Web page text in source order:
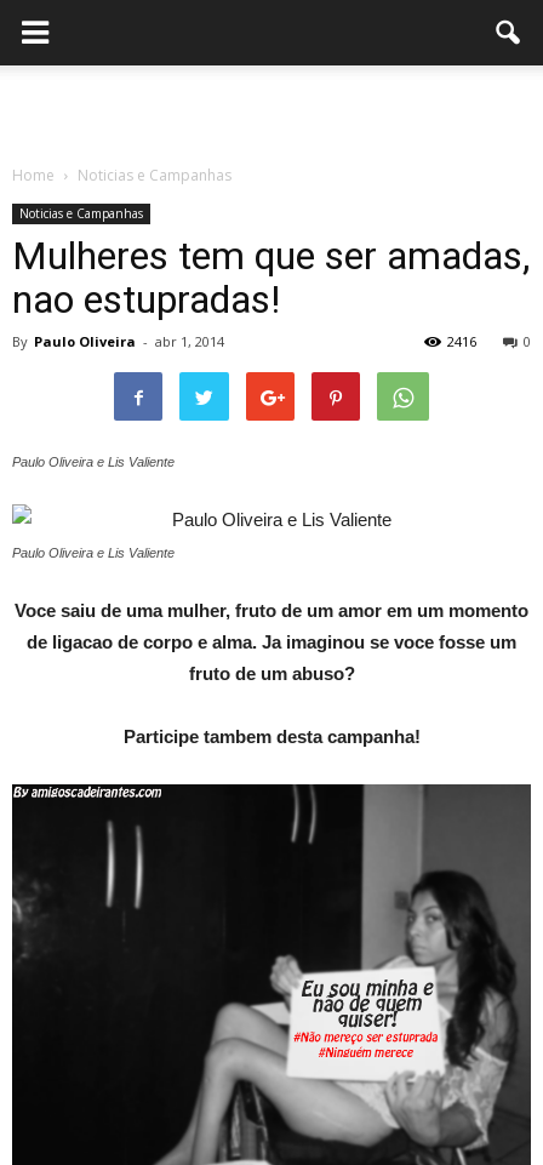
Home Noticias e Campanhas
Noticias e Campanhas
Mulheres tem que ser amadas,
nao estupradas!
By Paulo Oliveira - abr 1, 2014 0
2416
Paulo Oliveira e Lis Valiente
Paulo Oliveira e Lis Valiente
Voce saiu de uma mulher, fruto de um amor em um momento
de ligacao de corpo e alma. Ja imaginou se voce fosse um
fruto de um abuso?
Participe tambem desta campanha!